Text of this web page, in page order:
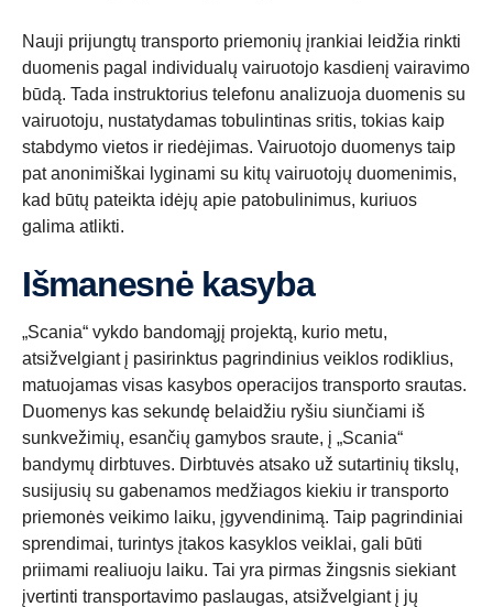
Nauji prijungtų transporto priemonių įrankiai leidžia rinkti
duomenis pagal individualų vairuotojo kasdienį vairavimo
būdą. Tada instruktorius telefonu analizuoja duomenis su
vairuotoju, nustatydamas tobulintinas sritis, tokias kaip
stabdymo vietos ir riedėjimas. Vairuotojo duomenys taip
pat anonimiškai lyginami su kitų vairuotojų duomenimis,
kad būtų pateikta idėjų apie patobulinimus, kuriuos
galima atlikti.
Išmanesnė kasyba
„Scania“ vykdo bandomąjį projektą, kurio metu,
atsižvelgiant į pasirinktus pagrindinius veiklos rodiklius,
matuojamas visas kasybos operacijos transporto srautas.
Duomenys kas sekundę belaidžiu ryšiu siunčiami iš
sunkvežimių, esančių gamybos sraute, į „Scania“
bandymų dirbtuves. Dirbtuvės atsako už sutartinių tikslų,
susijusių su gabenamos medžiagos kiekiu ir transporto
priemonės veikimo laiku, įgyvendinimą. Taip pagrindiniai
sprendimai, turintys įtakos kasyklos veiklai, gali būti
priimami realiuoju laiku. Tai yra pirmas žingsnis siekiant
įvertinti transportavimo paslaugas, atsižvelgiant į jų